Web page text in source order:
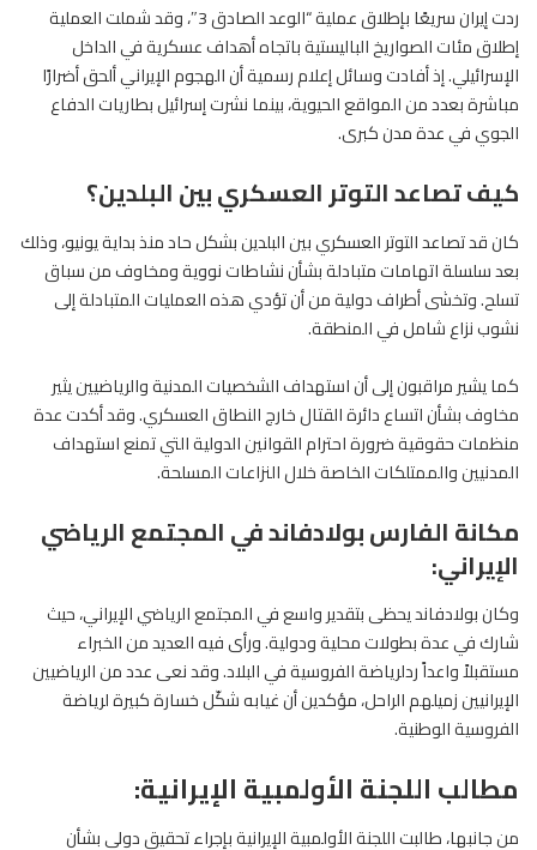
ردت إيران سريعًا بإطلاق عملية “الوعد الصادق 3″، وقد شملت العملية
إطلاق مئات الصواريخ الباليستية باتجاه أهداف عسكرية في الداخل
الإسرائيلي. إذ أفادت وسائل إعلام رسمية أن الهجوم الإيراني ألحق أضرارًا
مباشرة بعدد من المواقع الحيوية، بينما نشرت إسرائيل بطاريات الدفاع
الجوي في عدة مدن كبرى.
كيف تصاعد التوتر العسكري بين البلدين؟
كان قد تصاعد التوتر العسكري بين البلدين بشكل حاد منذ بداية يونيو، وذلك
بعد سلسلة اتهامات متبادلة بشأن نشاطات نووية ومخاوف من سباق
تسلح. وتخشى أطراف دولية من أن تؤدي هذه العمليات المتبادلة إلى
نشوب نزاع شامل في المنطقة.
كما يشير مراقبون إلى أن استهداف الشخصيات المدنية والرياضيين يثير
مخاوف بشأن اتساع دائرة القتال خارج النطاق العسكري. وقد أكدت عدة
منظمات حقوقية ضرورة احترام القوانين الدولية التي تمنع استهداف
المدنيين والممتلكات الخاصة خلال النزاعات المسلحة.
مكانة الفارس بولادفاند في المجتمع الرياضي
الإيراني:
وكانبولادفانديحظى بتقدير واسع في المجتمع الرياضي الإيراني، حيث
شارك في عدة بطولات محلية ودولية. ورأى فيه العديد من الخبراء
مستقبلاً واعداً ردلرياضةالفروسيةفي البلاد. وقد نعى عدد من الرياضيين
الإيرانيين زميلهم الراحل، مؤكدين أن غيابه شكّل خسارة كبيرة لرياضة
الفروسية الوطنية.
مطالب اللجنة الأولمبية الإيرانية:
من جانبها، طالبت اللجنة الأولمبية الإيرانية بإجراء تحقيق دولي بشأن